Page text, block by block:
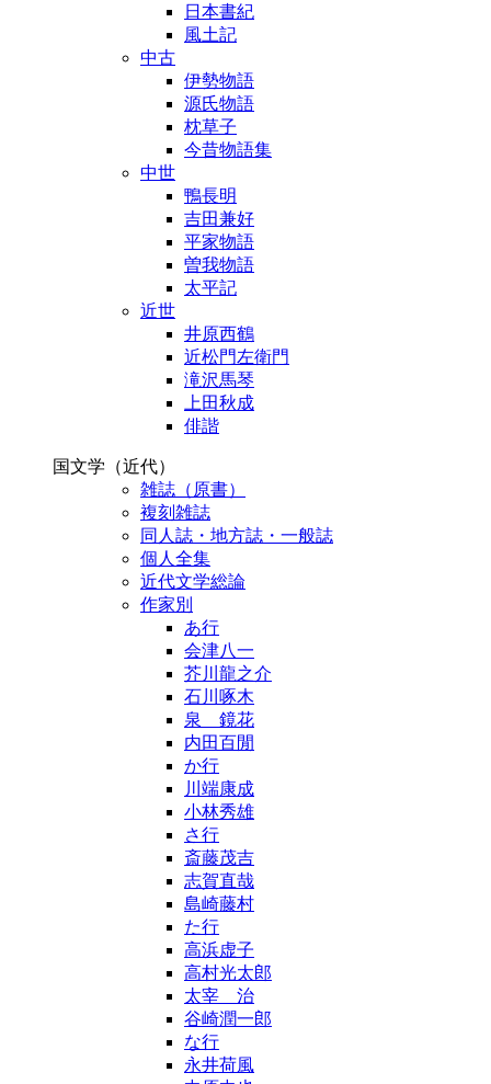
日本書紀
風土記
中古
伊勢物語
源氏物語
枕草子
今昔物語集
中世
鴨長明
吉田兼好
平家物語
曽我物語
太平記
近世
井原西鶴
近松門左衛門
滝沢馬琴
上田秋成
俳諧
国文学（近代）
雑誌（原書）
複刻雑誌
同人誌・地方誌・一般誌
個人全集
近代文学総論
作家別
あ行
会津八一
芥川龍之介
石川啄木
泉 鏡花
内田百閒
か行
川端康成
小林秀雄
さ行
斎藤茂吉
志賀直哉
島崎藤村
た行
高浜虚子
高村光太郎
太宰 治
谷崎潤一郎
な行
永井荷風